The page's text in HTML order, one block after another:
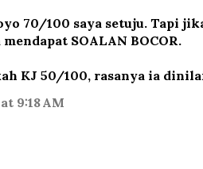
70/100 saya setuju. Tapi
SOALAN BOCOR.
KJ 50/100, rasanya ia
9:18 AM